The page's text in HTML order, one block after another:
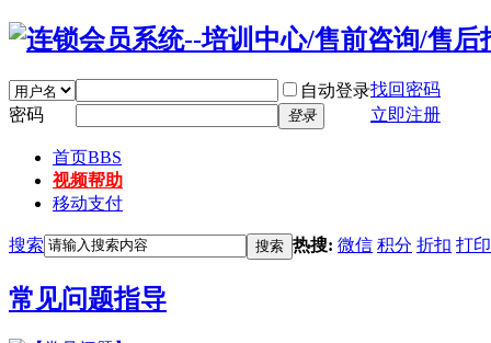
自动登录找回密码
密码
登录 立即注册
首页BBS
视频帮助
移动支付
搜索 搜索 热搜: 微信 积分 折扣 打
常见问题指导